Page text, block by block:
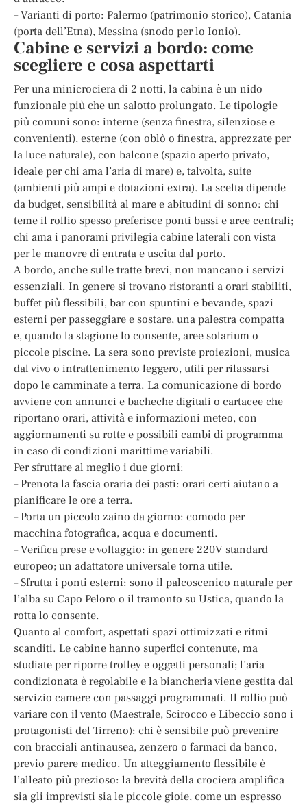
– Varianti di porto: Palermo (patrimonio storico), Catania
(porta dell’Etna), Messina (snodo per lo Ionio).
Cabine e servizi a bordo: come
scegliere e cosa aspettarti
Per una minicrociera di 2 notti, la cabina è un nido
funzionale più che un salotto prolungato. Le tipologie
più comuni sono: interne (senza finestra, silenziose e
convenienti), esterne (con oblò o finestra, apprezzate per
la luce naturale), con balcone (spazio aperto privato,
ideale per chi ama l’aria di mare) e, talvolta, suite
(ambienti più ampi e dotazioni extra). La scelta dipende
da budget, sensibilità al mare e abitudini di sonno: chi
teme il rollio spesso preferisce ponti bassi e aree centrali;
chi ama i panorami privilegia cabine laterali con vista
per le manovre di entrata e uscita dal porto.
A bordo, anche sulle tratte brevi, non mancano i servizi
essenziali. In genere si trovano ristoranti a orari stabiliti,
buffet più flessibili, bar con spuntini e bevande, spazi
esterni per passeggiare e sostare, una palestra compatta
e, quando la stagione lo consente, aree solarium o
piccole piscine. La sera sono previste proiezioni, musica
dal vivo o intrattenimento leggero, utili per rilassarsi
dopo le camminate a terra. La comunicazione di bordo
avviene con annunci e bacheche digitali o cartacee che
riportano orari, attività e informazioni meteo, con
aggiornamenti su rotte e possibili cambi di programma
in caso di condizioni marittime variabili.
Per sfruttare al meglio i due giorni:
– Prenota la fascia oraria dei pasti: orari certi aiutano a
pianificare le ore a terra.
– Porta un piccolo zaino da giorno: comodo per
macchina fotografica, acqua e documenti.
– Verifica prese e voltaggio: in genere 220V standard
europeo; un adattatore universale torna utile.
– Sfrutta i ponti esterni: sono il palcoscenico naturale per
l’alba su Capo Peloro o il tramonto su Ustica, quando la
rotta lo consente.
Quanto al comfort, aspettati spazi ottimizzati e ritmi
scanditi. Le cabine hanno superfici contenute, ma
studiate per riporre trolley e oggetti personali; l’aria
condizionata è regolabile e la biancheria viene gestita dal
servizio camere con passaggi programmati. Il rollio può
variare con il vento (Maestrale, Scirocco e Libeccio sono i
protagonisti del Tirreno): chi è sensibile può prevenire
con bracciali antinausea, zenzero o farmaci da banco,
previo parere medico. Un atteggiamento flessibile è
l’alleato più prezioso: la brevità della crociera amplifica
sia gli imprevisti sia le piccole gioie, come un espresso